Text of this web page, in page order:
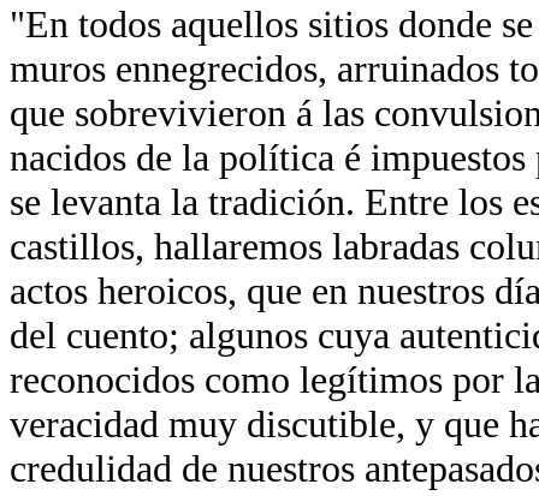
"En todos aquellos sitios donde
muros ennegrecidos, arruinados
que sobrevivieron á las
nacidos de la política é
se levanta la tradición. Entre los
castillos, hallaremos labradas
actos heroicos, que en nuestros
del cuento; algunos cuya
reconocidos como legítimos por
veracidad muy discutible, y que
credulidad de nuestros